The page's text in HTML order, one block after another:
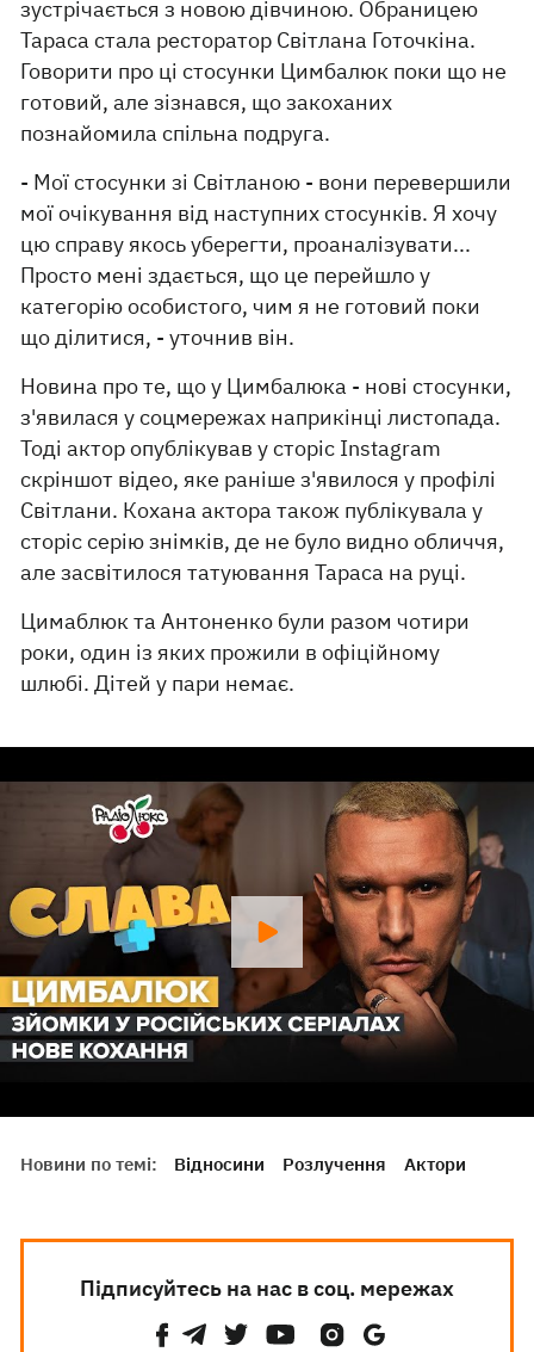
зустрічається з новою дівчиною. Обраницею
Тараса стала ресторатор Світлана Готочкіна.
Говорити про ці стосунки Цимбалюк поки що не
готовий, але зізнався, що закоханих
познайомила спільна подруга.
- Мої стосунки зі Світланою - вони перевершили
мої очікування від наступних стосунків. Я хочу
цю справу якось уберегти, проаналізувати...
Просто мені здається, що це перейшло у
категорію особистого, чим я не готовий поки
що ділитися, - уточнив він.
Новина про те, що у Цимбалюка - нові стосунки,
з'явилася у соцмережах наприкінці листопада.
Тоді актор опублікував у сторіс Instagram
скріншот відео, яке раніше з'явилося у профілі
Світлани. Кохана актора також публікувала у
сторіс серію знімків, де не було видно обличчя,
але засвітилося татуювання Тараса на руці.
Цимаблюк та Антоненко були разом чотири
роки, один із яких прожили в офіційному
шлюбі. Дітей у пари немає.
Новини по темі: Відносини Розлучення Актори
Підписуйтесь на нас в соц. мережах